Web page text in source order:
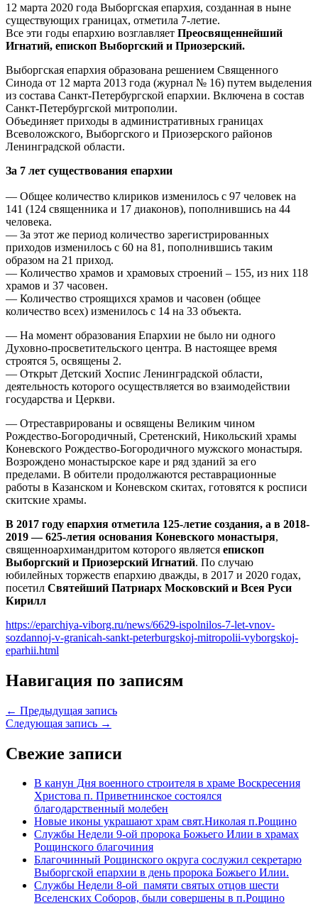
12 марта 2020 года Выборгская епархия, созданная в ныне
существующих границах, отметила 7-летие.
Все эти годы епархию возглавляет Преосвященнейший
Игнатий, епископ Выборгский и Приозерский.
Выборгская епархия образована решением Священного
Синода от 12 марта 2013 года (журнал № 16) путем выделения
из состава Санкт-Петербургской епархии. Включена в состав
Санкт-Петербургской митрополии.
Объединяет приходы в административных границах
Всеволожского, Выборгского и Приозерского районов
Ленинградской области.
За 7 лет существования епархии
— Общее количество клириков изменилось с 97 человек на
141 (124 священника и 17 диаконов), пополнившись на 44
человека.
— За этот же период количество зарегистрированных
приходов изменилось с 60 на 81, пополнившись таким
образом на 21 приход.
— Количество храмов и храмовых строений – 155, из них 118
храмов и 37 часовен.
— Количество строящихся храмов и часовен (общее
количество всех) изменилось с 14 на 33 объекта.
— На момент образования Епархии не было ни одного
Духовно-просветительского центра. В настоящее время
строятся 5, освящены 2.
— Открыт Детский Хоспис Ленинградской области,
деятельность которого осуществляется во взаимодействии
государства и Церкви.
— Отреставрированы и освящены Великим чином
Рождество-Богородичный, Сретенский, Никольский храмы
Коневского Рождество-Богородичного мужского монастыря.
Возрождено монастырское каре и ряд зданий за его
пределами. В обители продолжаются реставрационные
работы в Казанском и Коневском скитах, готовятся к росписи
скитские храмы.
В 2017 году епархия отметила 125-летие создания, а в 2018-
2019 — 625-летия основания Коневского монастыря,
священноархимандритом которого является епископ
Выборгский и Приозерский Игнатий. По случаю
юбилейных торжеств епархию дважды, в 2017 и 2020 годах,
посетил Святейший Патриарх Московский и Всея Руси
Кирилл
https://eparchiya-viborg.ru/news/6629-ispolnilos-7-let-vnov-
sozdannoj-v-granicah-sankt-peterburgskoj-mitropolii-vyborgskoj-
eparhii.html
Навигация по записям
← Предыдущая запись
Следующая запись →
Свежие записи
В канун Дня военного строителя в храме Воскресения
Христова п. Приветнинское состоялся
благодарственный молебен
Новые иконы украшают храм свят.Николая п.Рощино
Службы Недели 9-ой пророка Божьего Илии в храмах
Рощинского благочиния
Благочинный Рощинского округа сослужил секретарю
Выборгской епархии в день пророка Божьего Илии.
Службы Недели 8-ой памяти святых отцов шести
Вселенских Соборов, были совершены в п.Рощино